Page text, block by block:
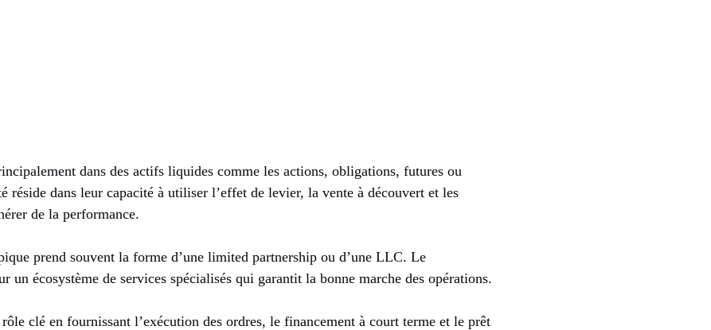
dans des actifs liquides comme les actions, obligations, futures ou
réside dans leur capacité à utiliser l’effet de levier, la vente à découvert et les
de la performance.
prend souvent la forme d’une limited partnership ou d’une LLC. Le
un écosystème de services spécialisés qui garantit la bonne marche des opérations.
clé en fournissant l’exécution des ordres, le financement à court terme et le prêt